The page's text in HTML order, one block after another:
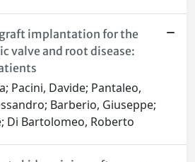
implantation for the
valve and root disease:
Pacini, Davide; Pantaleo,
Barberio, Giuseppe;
Di Bartolomeo, Roberto